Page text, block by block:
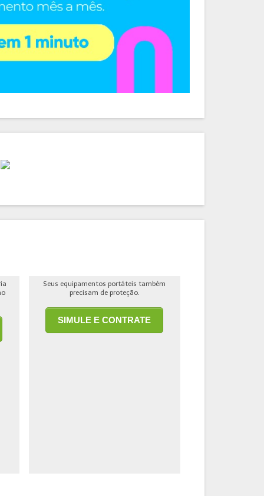
Seus equipamentos portáteis também
precisam de proteção.
SIMULE E CONTRATE